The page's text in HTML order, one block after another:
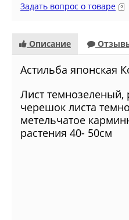
Задать вопрос о товаре
Описание
Астильба японская
Лист темнозеленый,
черешок листа
метельчатое
растения 40- 50см